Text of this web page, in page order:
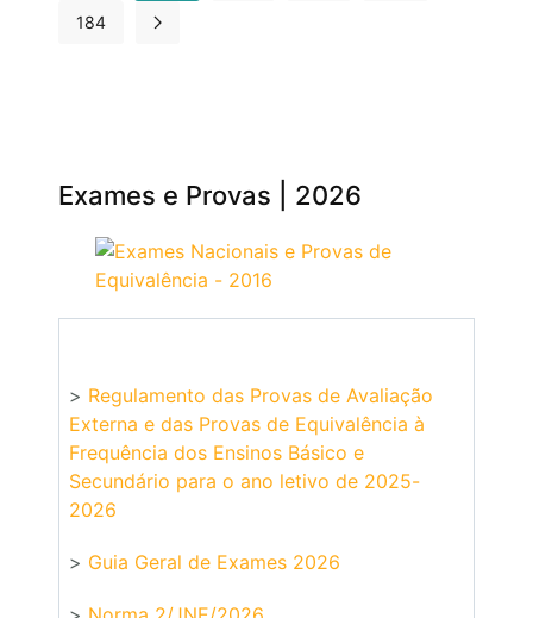
184
Exames e Provas | 2026
> Regulamento das Provas de Avaliação
Externa e das Provas de Equivalência à
Frequência dos Ensinos Básico e
Secundário para o ano letivo de 2025-
2026
> Guia Geral de Exames 2026